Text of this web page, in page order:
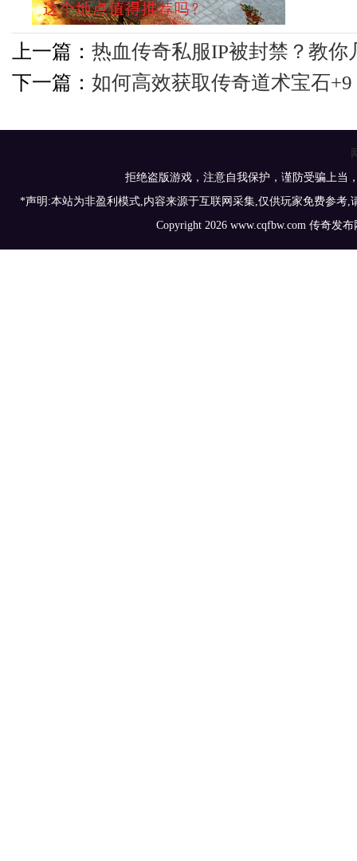
上一篇： 热血传奇私服IP被封禁？教你
下一篇： 如何高效获取传奇道术宝石+9
拒绝盗版游戏，注意自我保护，谨防受骗上当
*声明:本站为非盈利模式,内容来源于互联网采集,仅供玩家免费参考
Copyright 2026 www.cqfbw.com 传奇发